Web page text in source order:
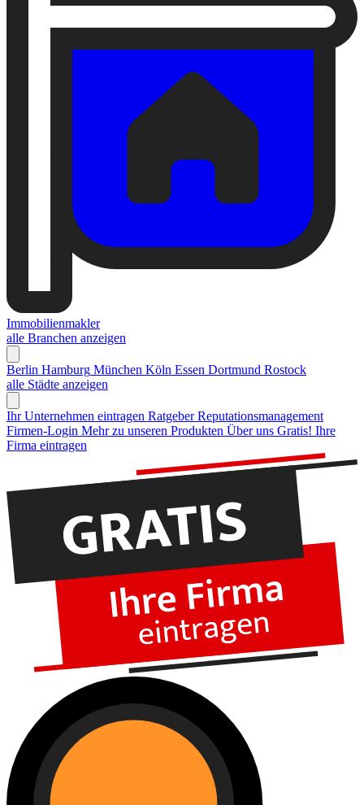
Immobilienmakler
alle Branchen anzeigen
Berlin Hamburg München Köln Essen Dortmund Rostock
alle Städte anzeigen
Ihr Unternehmen eintragen Ratgeber Reputationsmanagement
Firmen-Login Mehr zu unseren Produkten Über uns Gratis! Ihre
Firma eintragen